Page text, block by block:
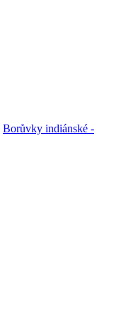
Borůvky indiánské -